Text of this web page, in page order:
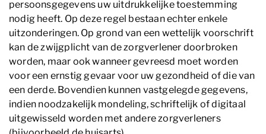
persoonsgegevens uw uitdrukkelijke toestemming
nodig heeft. Op deze regel bestaan echter enkele
uitzonderingen. Op grond van een wettelijk voorschrift
kan de zwijgplicht van de zorgverlener doorbroken
worden, maar ook wanneer gevreesd moet worden
voor een ernstig gevaar voor uw gezondheid of die van
een derde. Bovendien kunnen vastgelegde gegevens,
indien noodzakelijk mondeling, schriftelijk of digitaal
uitgewisseld worden met andere zorgverleners